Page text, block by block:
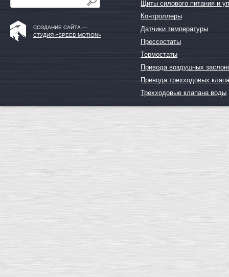
СОЗДАНИЕ САЙТА —
СТУДИЯ «SPEED MOTION»
Щиты силового питания и
Контроллеры
Датчики температуры
Прессостаты
Термостаты
Привода воздушных
Привода трехходовых
Трехходовые клапана воды